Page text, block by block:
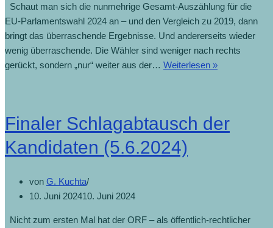
Schaut man sich die nunmehrige Gesamt-Auszählung für die
EU-Parlamentswahl 2024 an – und den Vergleich zu 2019, dann
bringt das überraschende Ergebnisse. Und andererseits wieder
wenig überraschende. Die Wähler sind weniger nach rechts
gerückt, sondern „nur“ weiter aus der… Weiterlesen »
Finaler Schlagabtausch der
Kandidaten (5.6.2024)
von G. Kuchta
10. Juni 202410. Juni 2024
Nicht zum ersten Mal hat der ORF – als öffentlich-rechtlicher